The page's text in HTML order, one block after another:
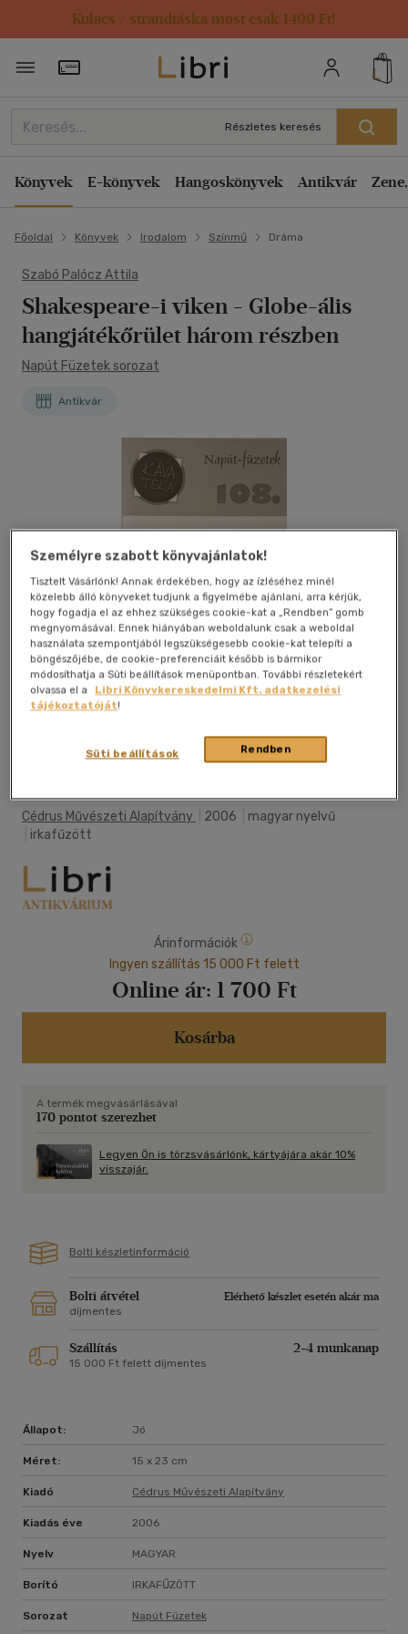
Kulacs / strandtáska most csak 1499 Ft!
Törzsvásárlói Kártya adatai
Részletes keresés
Könyvek E-könyvek Hangoskönyvek Antikvár
Főoldal Könyvek Irodalom Színmű Dráma
Szabó Palócz Attila
Shakespeare-i viken - Globe-ális
hangjátékőrület három részben
Napút Füzetek sorozat
Antikvár
Kívánságlistához adom
Cédrus Művészeti Alapítvány 2006
magyar nyelvű
irkafűzött
Árinformációk
Ingyen szállítás 15 000 Ft felett
Online ár: 1 700 Ft
Kosárba
A termék megvásárlásával
170 pontot szerezhet
Legyen Ön is törzsvásárlónk, kártyájára akár 10%
visszajár.
Bolti készletinformáció
Bolti átvétel
Elérhető készlet esetén akár ma
díjmentes
Szállítás 2-4 munkanap
15 000 Ft felett díjmentes
Állapot: Jó
Méret: 15 x 23 cm
Kiadó Cédrus Művészeti Alapítvány
Kiadás éve 2006
Nyelv MAGYAR
Borító IRKAFŰZÖTT
Sorozat Napút Füzetek
Személyre szabott könyvajánlatok!
Tisztelt Vásárlónk! Annak érdekében, hogy az ízléséhez minél
közelebb álló könyveket tudjunk a figyelmébe ajánlani, arra kérjük,
hogy fogadja el az ehhez szükséges cookie-kat a „Rendben” gomb
megnyomásával. Ennek hiányában weboldalunk csak a weboldal
használata szempontjából legszükségesebb cookie-kat telepíti a
böngészőjébe, de cookie-preferenciáit később is bármikor
módosíthatja a Süti beállítások menüpontban. További részletekért
olvassa el a
Libri Könyvkereskedelmi Kft. adatkezelési
tájékoztatóját!
Rendben
Süti beállítások